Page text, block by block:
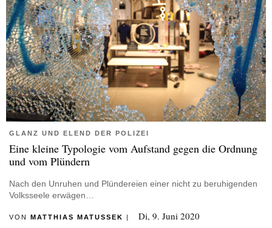
GLANZ UND ELEND DER POLIZEI
Eine kleine Typologie vom Aufstand gegen die Ordnung
und vom Plündern
Nach den Unruhen und Plündereien einer nicht zu beruhigenden
Volksseele erwägen…
VON MATTHIAS MATUSSEK | Di, 9. Juni 2020